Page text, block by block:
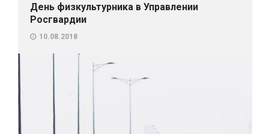
День физкультурника в Управлении
Росгвардии
10.08.2018